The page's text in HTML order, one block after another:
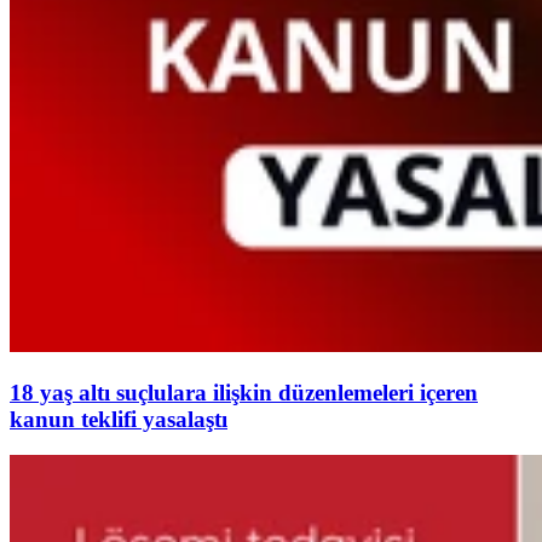
18 yaş altı suçlulara ilişkin düzenlemeleri içeren
kanun teklifi yasalaştı